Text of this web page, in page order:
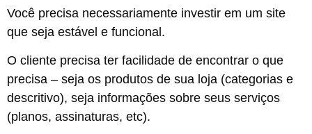
Você precisa necessariamente investir em um site
que seja estável e funcional.
O cliente precisa ter facilidade de encontrar o que
precisa – seja os produtos de sua loja (categorias e
descritivo), seja informações sobre seus serviços
(planos, assinaturas, etc).